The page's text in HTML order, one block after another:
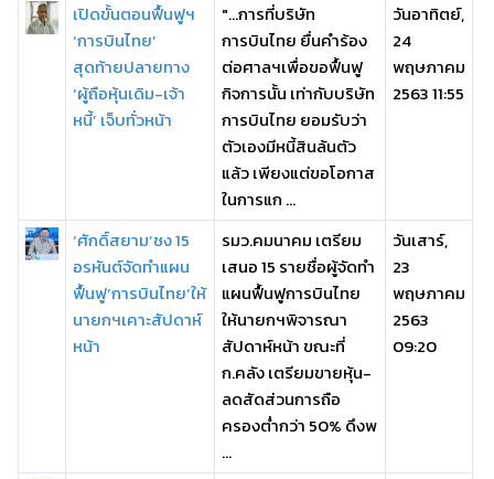
เปิดขั้นตอนฟื้นฟูฯ
‘การบินไทย’
สุดท้ายปลายทาง
‘ผู้ถือหุ้นเดิม-เจ้า
หนี้’ เจ็บทั่วหน้า
"...การที่บริษัท
การบินไทย ยื่นคำร้อง
ต่อศาลฯเพื่อขอฟื้นฟู
กิจการนั้น เท่ากับบริษัท
การบินไทย ยอมรับว่า
ตัวเองมีหนี้สินล้นตัว
แล้ว เพียงแต่ขอโอกาส
ในการแก ...
วันอาทิตย์,
24
พฤษภาคม
2563 11:55
‘ศักดิ์สยาม’ชง 15
อรหันต์จัดทำแผน
ฟื้นฟู’การบินไทย’ให้
นายกฯเคาะสัปดาห์
หน้า
รมว.คมนาคม เตรียม
เสนอ 15 รายชื่อผู้จัดทำ
แผนฟื้นฟูการบินไทย
ให้นายกฯพิจารณา
สัปดาห์หน้า ขณะที่
ก.คลัง เตรียมขายหุ้น-
ลดสัดส่วนการถือ
ครองต่ำกว่า 50% ดึงพ
...
วันเสาร์,
23
พฤษภาคม
2563
09:20